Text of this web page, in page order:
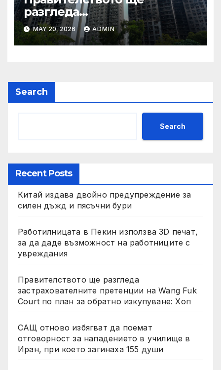
разгледа
застрахователните
претенции на Wang Fuk
Court по план за обратно
MAY 20, 2026 ADMIN
Search
Search
Recent Posts
Китай издава двойно предупреждение за
силен дъжд и пясъчни бури
Работилницата в Пекин използва 3D печат,
за да даде възможност на работниците с
увреждания
Правителството ще разгледа
застрахователните претенции на Wang Fuk
Court по план за обратно изкупуване: Хоп
САЩ отново избягват да поемат
отговорност за нападението в училище в
Иран, при което загинаха 155 души